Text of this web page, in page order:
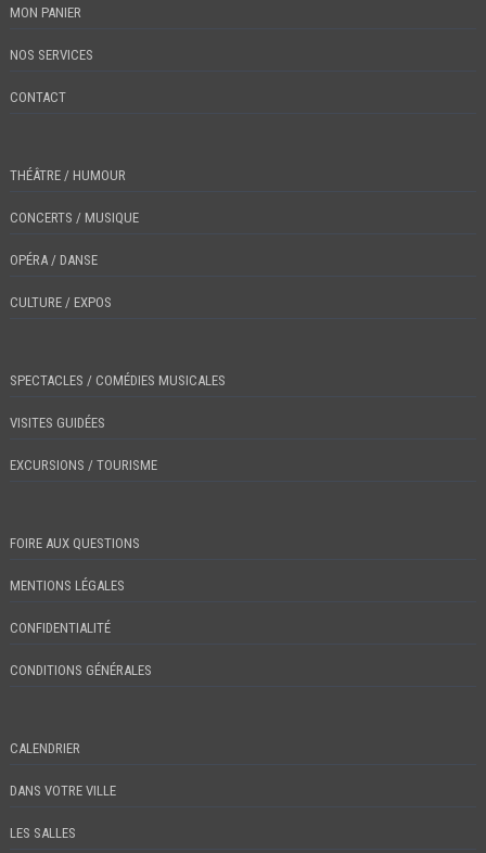
MON PANIER
NOS SERVICES
CONTACT
THÉÂTRE / HUMOUR
CONCERTS / MUSIQUE
OPÉRA / DANSE
CULTURE / EXPOS
SPECTACLES / COMÉDIES MUSICALES
VISITES GUIDÉES
EXCURSIONS / TOURISME
FOIRE AUX QUESTIONS
MENTIONS LÉGALES
CONFIDENTIALITÉ
CONDITIONS GÉNÉRALES
CALENDRIER
DANS VOTRE VILLE
LES SALLES